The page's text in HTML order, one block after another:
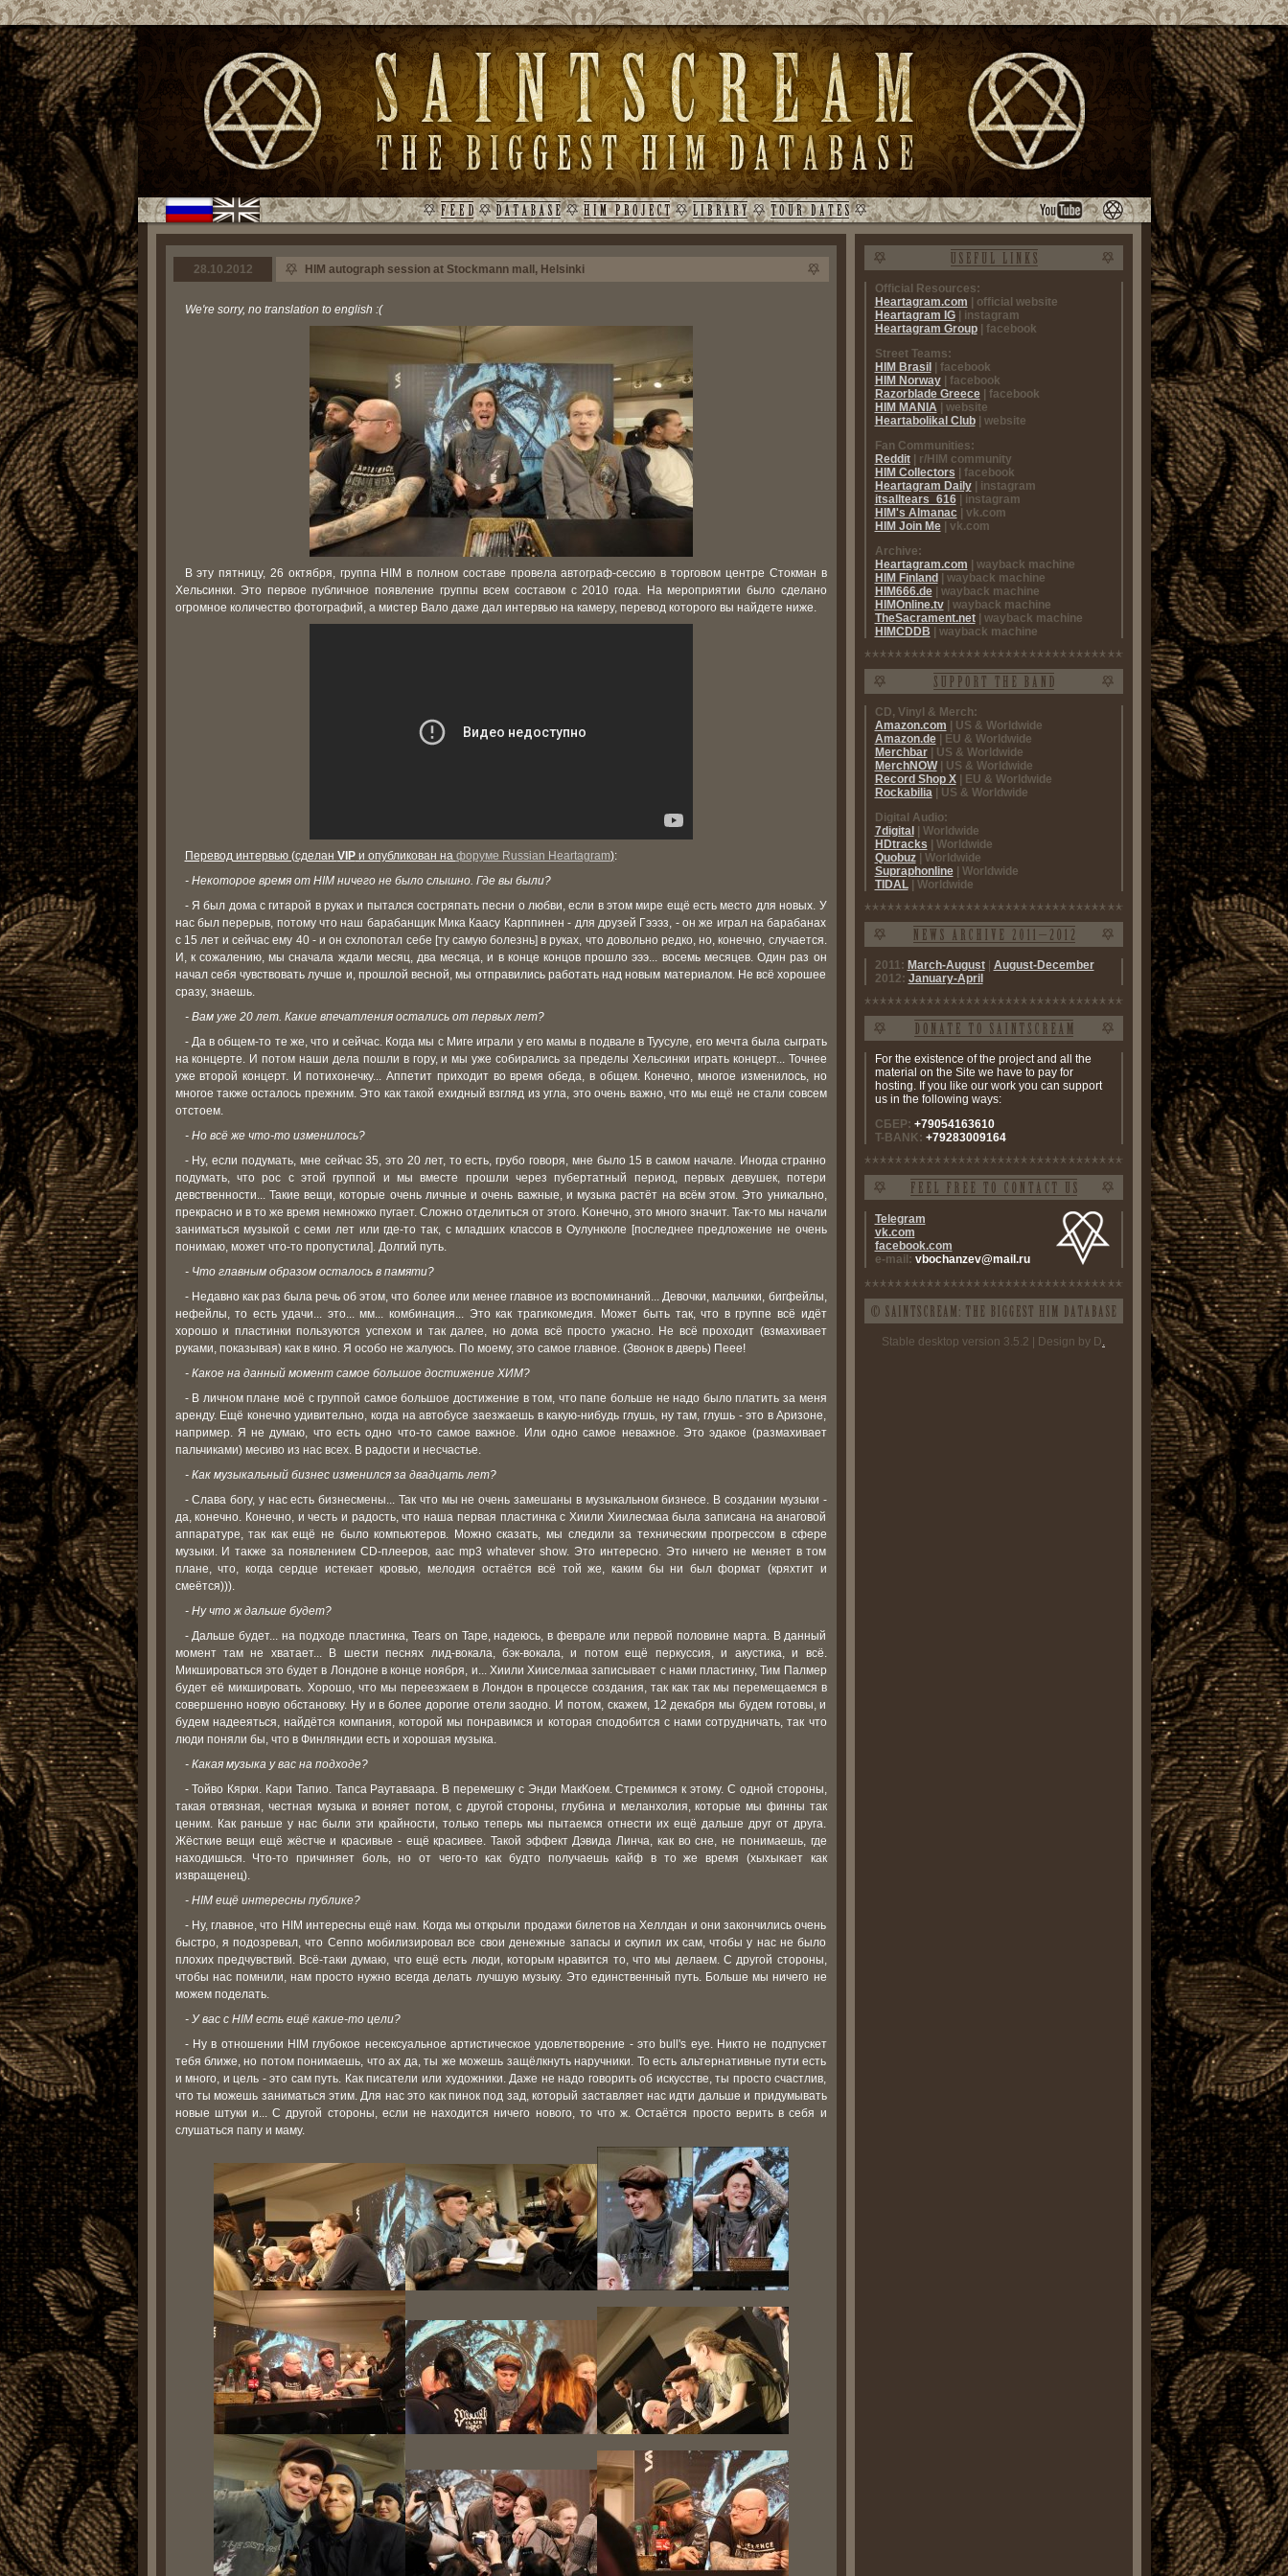
Official Resources:
Heartagram.com
| official website
Heartagram IG
| instagram
Heartagram Group
| facebook
Street Teams:
HIM Brasil
| facebook
HIM Norway
| facebook
Razorblade Greece
| facebook
HIM MANIA
| website
Heartabolikal Club
| website
Fan Communities:
Reddit
| r/HIM community
HIM Collectors
| facebook
Heartagram Daily
| instagram
itsalltears_616
| instagram
HIM's Almanac
| vk.com
HIM Join Me
| vk.com
Archive:
Heartagram.com
| wayback machine
HIM Finland
| wayback machine
HIM666.de
| wayback machine
HIMOnline.tv
| wayback machine
TheSacrament.net
| wayback machine
HIMCDDB
| wayback machine
CD, Vinyl & Merch:
Amazon.com
| US & Worldwide
Amazon.de
| EU & Worldwide
Merchbar
| US & Worldwide
MerchNOW
| US & Worldwide
Record Shop X
| EU & Worldwide
Rockabilia
| US & Worldwide
Digital Audio:
7digital
| Worldwide
HDtracks
| Worldwide
Quobuz
| Worldwide
Supraphonline
| Worldwide
TIDAL
| Worldwide
2011: March-August| August-December
2012: January-April
For the existence of the project and all the
material on the Site we have to pay for
hosting. If you like our work you can support
us in the following ways:
СБЕР: +79054163610
T-BANK: +79283009164
Telegram
vk.com
facebook.com
e-mail: vbochanzev@mail.ru
Stable desktop version 3.5.2 | Design by D.
28.10.2012 HIM autograph session at Stockmann mall, Helsinki
We're sorry, no translation to english :(
В эту пятницу, 26 октября, группа HIM в полном составе провела автограф-сессию в торговом центре Стокман в
Хельсинки. Это первое публичное появление группы всем составом с 2010 года. На мероприятии было сделано
огромное количество фотографий, а мистер Вало даже дал интервью на камеру, перевод которого вы найдете ниже.
Перевод интервью (сделан VIPи опубликован на форуме Russian Heartagram):
- Hекоторое время от HIM ничего не было слышно. Где вы были?
- Я был дома с гитарой в руках и пытался состряпать песни о любви, если в этом мире ещё есть место для новых. У
нас был перерыв, потому что наш барабанщик Мика Каасу Карппинен - для друзей Гэээз, - он же играл на барабанах
с 15 лет и сейчас ему 40 - и он схлопотал себе [ту самую болезнь] в руках, что довольно редко, но, конечно, случается.
И, к сожалению, мы сначала ждали месяц, два месяца, и в конце концов прошло эээ... восемь месяцев. Один раз он
начал себя чувствовать лучше и, прошлой весной, мы отправились работать над новым материалом. Не всё хорошее
сразу, знаешь.
- Вам уже 20 лет. Какие впечатления остались от первых лет?
- Да в общем-то те же, что и сейчас. Когда мы с Миге играли у его мамы в подвале в Туусуле, его мечта была сыграть
на концерте. И потом наши дела пошли в гору, и мы уже собирались за пределы Хельсинки играть концерт... Точнее
уже второй концерт. И потихонечку... Аппетит приходит во время обеда, в общем. Конечно, многое изменилось, но
многое также осталось прежним. Это как такой ехидный взгляд из угла, это очень важно, что мы ещё не стали совсем
отстоем.
- Но всё же что-то изменилось?
- Ну, если подумать, мне сейчас 35, это 20 лет, то есть, грубо говоря, мне было 15 в самом начале. Иногда странно
подумать, что рос с этой группой и мы вместе прошли через пубертатный период, первых девушек, потери
девственности... Такие вещи, которые очень личные и очень важные, и музыка растёт на всём этом. Это уникально,
прекрасно и в то же время немножко пугает. Сложно отделиться от этого. Kонечно, это много значит. Так-то мы начали
заниматься музыкой с семи лет или где-то так, с младших классов в Оулункюле [последнее предложение не очень
понимаю, может что-то пропустила]. Долгий путь.
- Что главным образом осталось в памяти?
- Недавно как раз была речь об этом, что более или менее главное из воспоминаний... Девочки, мальчики, бигфейлы,
нефейлы, то есть удачи... это... мм... комбинация... Это как трагикомедия. Может быть так, что в группе всё идёт
хорошо и пластинки пользуются успехом и так далее, но дома всё просто ужасно. Не всё проходит (взмахивает
руками, показывая) как в кино. Я особо не жалуюсь. По моему, это самое главное. (Звонок в дверь) Пеее!
- Какое на данный момент самое большое достижение ХИМ?
- В личном плане моё с группой самое большое достижение в том, что папе больше не надо было платить за меня
аренду. Ещё конечно удивительно, когда на автобусе заезжаешь в какую-нибудь глушь, ну там, глушь - это в Аризоне,
например. Я не думаю, что есть одно что-то самое важное. Или одно самое неважное. Это эдакое (размахивает
пальчиками) месиво из нас всех. В радости и несчастье.
- Как музыкальный бизнес изменился за двадцать лет?
- Слава богу, у нас есть бизнесмены... Так что мы не очень замешаны в музыкальном бизнесе. В создании музыки -
да, конечно. Конечно, и честь и радость, что наша первая пластинка с Хиили Хиилесмаа была записана на анаговой
аппаратуре, так как ещё не было компьютеров. Можно сказать, мы следили за техническим прогрессом в сфере
музыки. И также за появлением CD-плееров, aac mp3 whatever show. Это интересно. Это ничего не меняет в том
плане, что, когда сердце истекает кровью, мелодия остаётся всё той же, каким бы ни был формат (кряхтит и
смеётся))).
- Ну что ж дальше будет?
- Дальше будет... на подходе пластинка, Tears on Tape, надеюсь, в феврале или первой половине марта. В данный
момент там не хватает... В шести песнях лид-вокала, бэк-вокала, и потом ещё перкуссия, и акустика, и всё.
Микшироваться это будет в Лондоне в конце ноября, и... Хиили Хииселмаа записывает с нами пластинку, Тим Палмер
будет её микшировать. Хорошо, что мы переезжаем в Лондон в процессе создания, так как так мы перемещаемся в
совершенно новую обстановку. Ну и в более дорогие отели заодно. И потом, скажем, 12 декабря мы будем готовы, и
будем надееяться, найдётся компания, которой мы понравимся и которая сподобится с нами сотрудничать, так что
люди поняли бы, что в Финляндии есть и хорошая музыка.
- Какая музыка у вас на подходе?
- Тойво Кярки. Кари Тапио. Тапса Раутаваара. В перемешку с Энди МакКоем. Стремимся к этому. С одной стороны,
такая отвязная, честная музыка и воняет потом, с другой стороны, глубина и меланхолия, которые мы финны так
ценим. Как раньше у нас были эти крайности, только теперь мы пытаемся отнести их ещё дальше друг от друга.
Жёсткие вещи ещё жёстче и красивые - ещё красивее. Такой эффект Дэвида Линча, как во сне, не понимаешь, где
находишься. Что-то причиняет боль, но от чего-то как будто получаешь кайф в то же время (хыхыкает как
извращенец).
- HIM ещё интересны публике?
- Ну, главное, что HIM интересны ещё нам. Когда мы открыли продажи билетов на Хеллдан и они закончились очень
быстро, я подозревал, что Сеппо мобилизировал все свои денежные запасы и скупил их сам, чтобы у нас не было
плохих предчувствий. Всё-таки думаю, что ещё есть люди, которым нравится то, что мы делаем. С другой стороны,
чтобы нас помнили, нам просто нужно всегда делать лучшую музыку. Это единственный путь. Больше мы ничего не
можем поделать.
- У вас с HIM есть ещё какие-то цели?
- Ну в отношении HIM глубокое несексуальное артистическое удовлетворение - это bull's eye. Никто не подпускет
тебя ближе, но потом понимаешь, что ах да, ты же можешь защёлкнуть наручники. То есть альтернативные пути есть
и много, и цель - это сам путь. Как писатели или художники. Даже не надо говорить об искусстве, ты просто счастлив,
что ты можешь заниматься этим. Для нас это как пинок под зад, который заставляет нас идти дальше и придумывать
новые штуки и... С другой стороны, если не находится ничего нового, то что ж. Остаётся просто верить в себя и
слушаться папу и маму.